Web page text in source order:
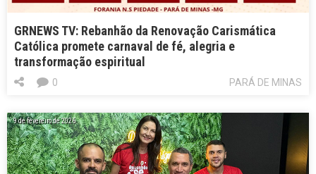
GRNEWS TV: Rebanhão da Renovação Carismática
Católica promete carnaval de fé, alegria e
transformação espiritual
PARÁ DE MINAS
0
9 de fevereiro de 2026